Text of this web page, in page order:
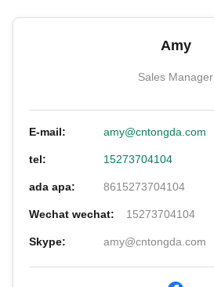
Amy
Sales Manager
E-mail: amy@cntongda.com
tel: 15273704104
ada apa: 8615273704104
Wechat wechat: 15273704104
Skype: amy@cntongda.com